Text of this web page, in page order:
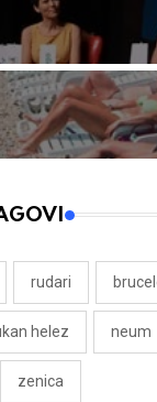
rudari
helez neum
zenica